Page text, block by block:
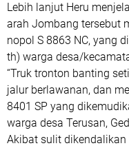
Lebih lanjut Heru
arah Jombang tersebut
nopol S 8863 NC, yang
th) warga desa/
“Truk tronton banting
jalur berlawanan, dan
8401 SP yang
warga desa Terusan,
Akibat sulit